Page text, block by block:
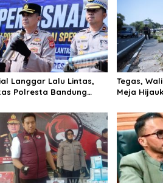
Langgar Lalu Lintas,
Polresta Bandung
Tegas,
Meja